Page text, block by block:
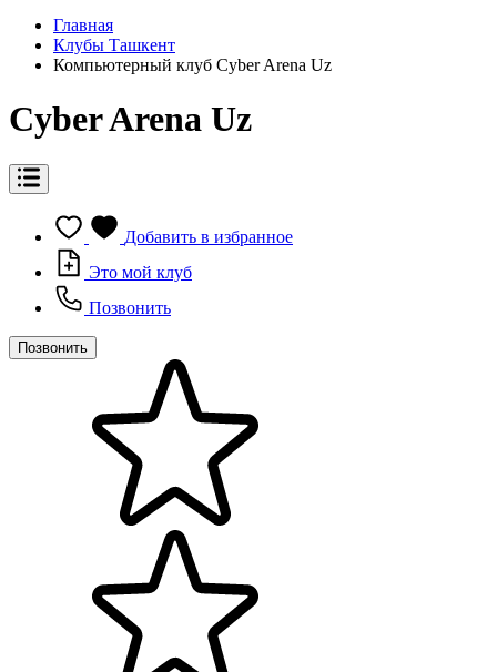
Главная
Клубы Ташкент
Компьютерный клуб Cyber Arena Uz
Cyber Arena Uz
Добавить в избранное
Это мой клуб
Позвонить
Позвонить